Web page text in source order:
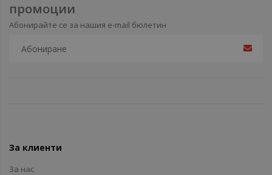
промоции
Абонирайте се за нашия e-mail бюлетин
За клиенти
За нас